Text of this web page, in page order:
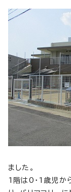
ました。
1階は0・1歳児か